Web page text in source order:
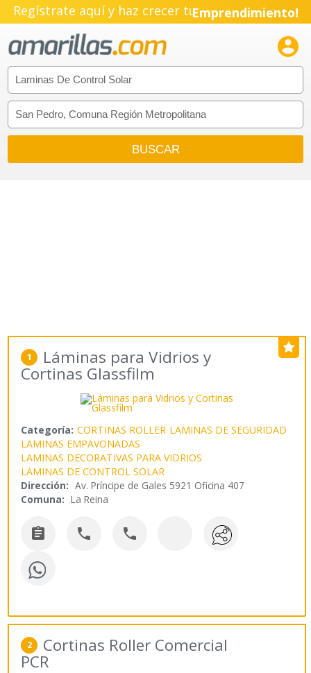
Regístrate aquí y haz crecer tuEmprendimiento!

1 Láminas para Vidrios y
Cortinas Glassfilm
Categoría: CORTINAS ROLLER LAMINAS DE SEGURIDAD
LAMINAS EMPAVONADAS
LAMINAS DECORATIVAS PARA VIDRIOS
LAMINAS DE CONTROL SOLAR
Dirección: Av. Príncipe de Gales 5921 Oficina 407
Comuna: La Reina
  
2 Cortinas Roller Comercial
PCR